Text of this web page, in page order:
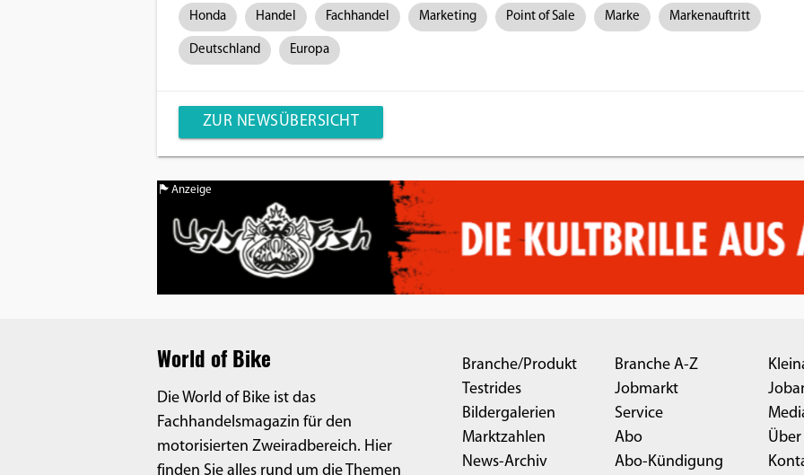
Honda Handel Fachhandel Marketing Point of Sale Marke Markenauftritt
Deutschland Europa
ZUR NEWSÜBERSICHT
Anzeige
World of Bike
Die World of Bike ist das
Fachhandelsmagazin für den
motorisierten Zweiradbereich. Hier
finden Sie alles rund um die Themen
Branche/Produkt
Testrides
Bildergalerien
Marktzahlen
News-Archiv
Branche A-Z
Jobmarkt
Service
Abo
Abo-Kündigung